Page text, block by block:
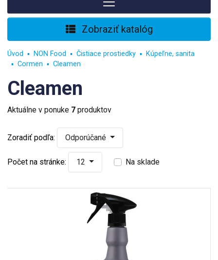
Zobraziť katalóg
Úvod NON Food Čistiace prostiedky
Kúpeľne, sanita
Cormen
Cleamen
Cleamen
Aktuálne v ponuke 7 produktov
Zoradiť podľa: Odporúčané
Počet na stránke: 12 Na sklade